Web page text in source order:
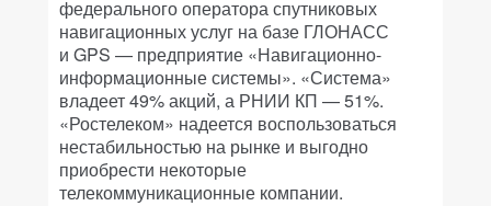
федерального оператора спутниковых
навигационных услуг на базе ГЛОНАСС
и GPS — предприятие «Навигационно-
информационные системы». «Система»
владеет 49% акций, а РНИИ КП — 51%.
«Ростелеком» надеется воспользоваться
нестабильностью на рынке и выгодно
приобрести некоторые
телекоммуникационные компании.